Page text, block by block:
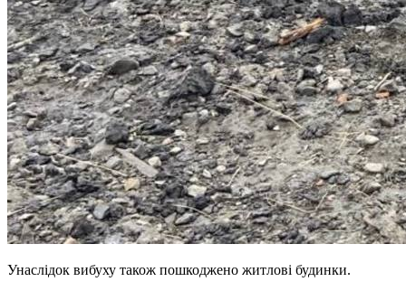
Унаслідок вибуху також пошкоджено житлові будинки.